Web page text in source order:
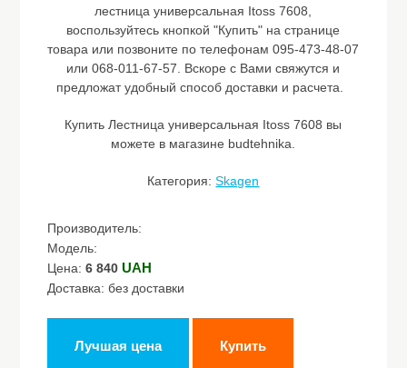
лестница универсальная Itoss 7608,
воспользуйтесь кнопкой "Купить" на странице
товара или позвоните по телефонам 095-473-48-07
или 068-011-67-57. Вскоре с Вами свяжутся и
предложат удобный способ доставки и расчета.
Купить Лестница универсальная Itoss 7608 вы
можете в магазине budtehnika.
Категория:Skagen
Производитель:
Модель:
Цена:6 840UAH
Доставка: без доставки
Лучшая цена Купить